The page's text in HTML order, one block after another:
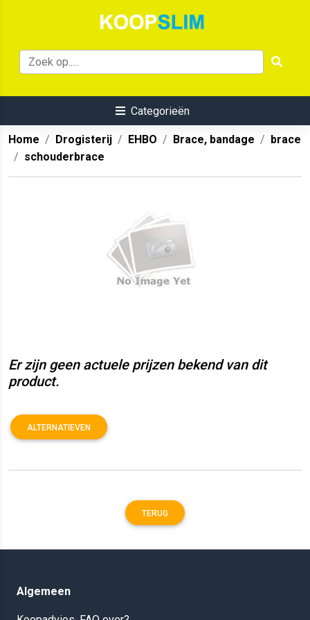
Categorieën
Home Drogisterij EHBO Brace, bandage
brace
schouderbrace
Er zijn geen actuele prijzen bekend van dit
product.
ALTERNATIEVEN
TERUG
Algemeen